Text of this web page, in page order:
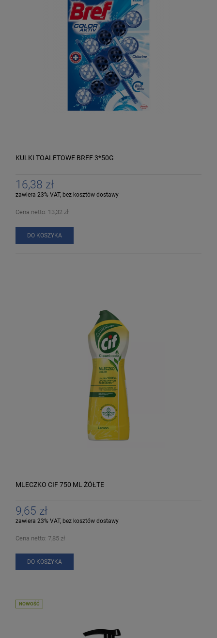
KULKI TOALETOWE BREF 3*50G
16,38 zł
zawiera 23% VAT, bez kosztów dostawy
Cena netto: 13,32 zł
DO KOSZYKA
MLECZKO CIF 750 ML ŻÓŁTE
9,65 zł
zawiera 23% VAT, bez kosztów dostawy
Cena netto: 7,85 zł
DO KOSZYKA
NOWOŚĆ